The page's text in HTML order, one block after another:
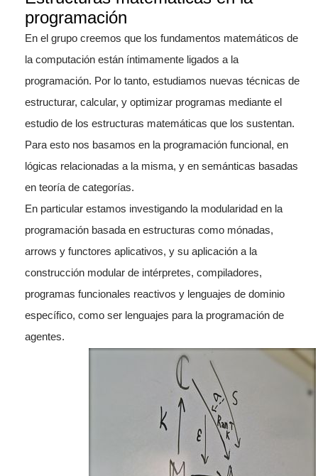
programación
En el grupo creemos que los fundamentos matemáticos de
la computación están íntimamente ligados a la
programación. Por lo tanto, estudiamos nuevas técnicas de
estructurar, calcular, y optimizar programas mediante el
estudio de los estructuras matemáticas que los sustentan.
Para esto nos basamos en la programación funcional, en
lógicas relacionadas a la misma, y en semánticas basadas
en teoría de categorías.
En particular estamos investigando la modularidad en la
programación basada en estructuras como mónadas,
arrows y functores aplicativos, y su aplicación a la
construcción modular de intérpretes, compiladores,
programas funcionales reactivos y lenguajes de dominio
específico, como ser lenguajes para la programación de
agentes.